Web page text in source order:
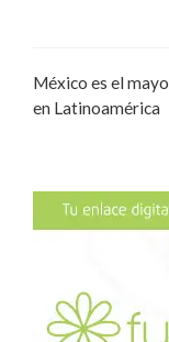
México es el
en Latinoamérica